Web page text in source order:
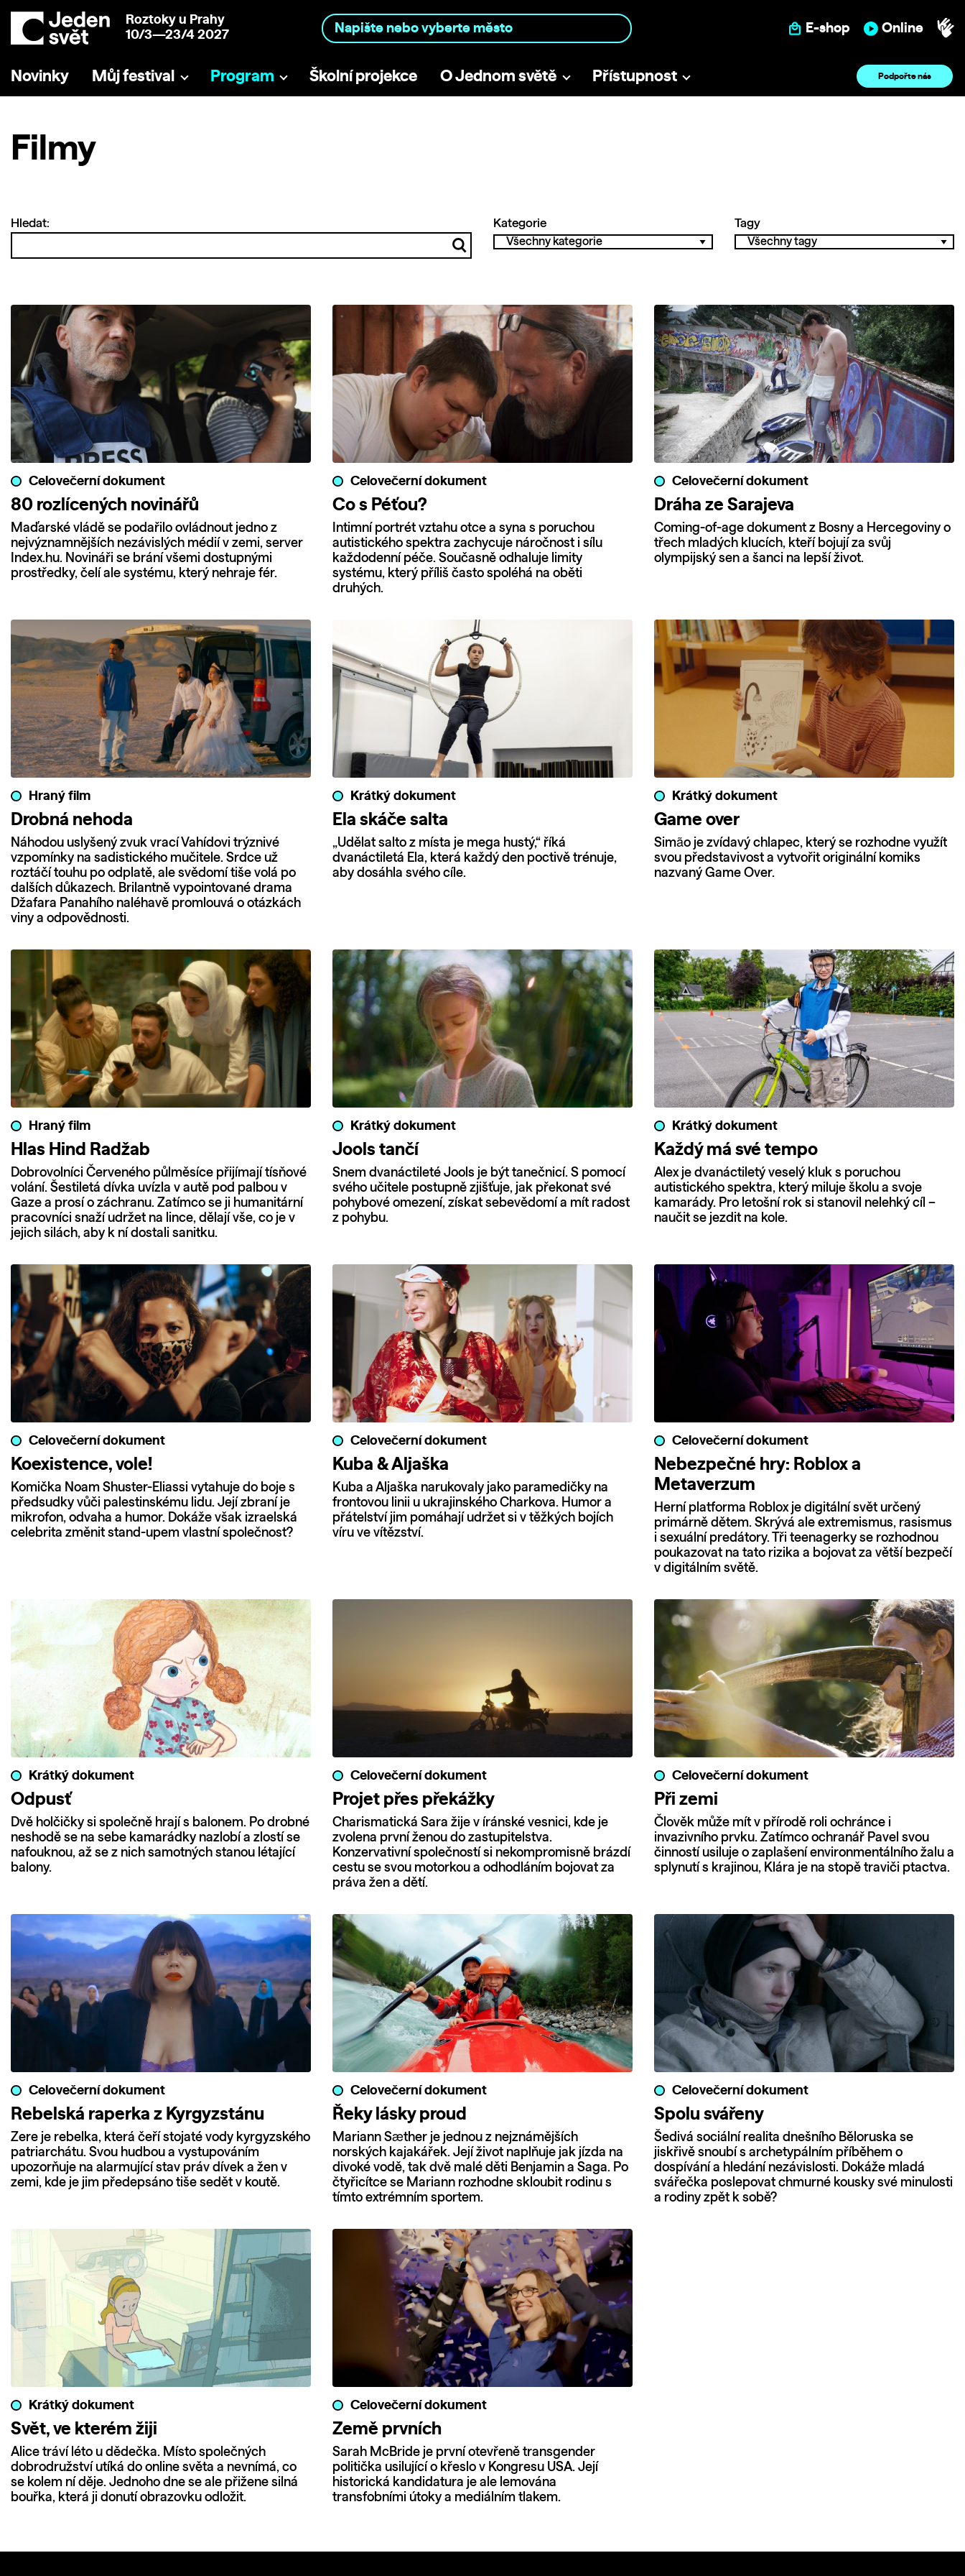
Roztoky u Prahy
10/3—23/4 2027
E-shop Online
Novinky Můj festival Program Školní projekce O Jednom světě Přístupnost Podpořte nás
Filmy
Hledat: Kategorie Tagy
Celovečerní dokument
80 rozlícených novinářů
Maďarské vládě se podařilo ovládnout jedno z
nejvýznamnějších nezávislých médií v zemi, server
Index.hu. Novináři se brání všemi dostupnými
prostředky, čelí ale systému, který nehraje fér.
Celovečerní dokument
Co s Péťou?
Intimní portrét vztahu otce a syna s poruchou
autistického spektra zachycuje náročnost i sílu
každodenní péče. Současně odhaluje limity
systému, který příliš často spoléhá na oběti
druhých.
Celovečerní dokument
Dráha ze Sarajeva
Coming-of-age dokument z Bosny a Hercegoviny o
třech mladých klucích, kteří bojují za svůj
olympijský sen a šanci na lepší život.
Hraný film
Drobná nehoda
Náhodou uslyšený zvuk vrací Vahídovi trýznivé
vzpomínky na sadistického mučitele. Srdce už
roztáčí touhu po odplatě, ale svědomí tiše volá po
dalších důkazech. Brilantně vypointované drama
Džafara Panahího naléhavě promlouvá o otázkách
viny a odpovědnosti.
Krátký dokument
Ela skáče salta
„Udělat salto z místa je mega hustý,“ říká
dvanáctiletá Ela, která každý den poctivě trénuje,
aby dosáhla svého cíle.
Krátký dokument
Game over
Simão je zvídavý chlapec, který se rozhodne využít
svou představivost a vytvořit originální komiks
nazvaný Game Over.
Hraný film
Hlas Hind Radžab
Dobrovolníci Červeného půlměsíce přijímají tísňové
volání. Šestiletá dívka uvízla v autě pod palbou v
Gaze a prosí o záchranu. Zatímco se ji humanitární
pracovníci snaží udržet na lince, dělají vše, co je v
jejich silách, aby k ní dostali sanitku.
Krátký dokument
Jools tančí
Snem dvanáctileté Jools je být tanečnicí. S pomocí
svého učitele postupně zjišťuje, jak překonat své
pohybové omezení, získat sebevědomí a mít radost
z pohybu.
Krátký dokument
Každý má své tempo
Alex je dvanáctiletý veselý kluk s poruchou
autistického spektra, který miluje školu a svoje
kamarády. Pro letošní rok si stanovil nelehký cíl –
naučit se jezdit na kole.
Celovečerní dokument
Koexistence, vole!
Komička Noam Shuster-Eliassi vytahuje do boje s
předsudky vůči palestinskému lidu. Její zbraní je
mikrofon, odvaha a humor. Dokáže však izraelská
celebrita změnit stand-upem vlastní společnost?
Celovečerní dokument
Kuba & Aljaška
Kuba a Aljaška narukovaly jako paramedičky na
frontovou linii u ukrajinského Charkova. Humor a
přátelství jim pomáhají udržet si v těžkých bojích
víru ve vítězství.
Celovečerní dokument
Nebezpečné hry: Roblox a
Metaverzum
Herní platforma Roblox je digitální svět určený
primárně dětem. Skrývá ale extremismus, rasismus
i sexuální predátory. Tři teenagerky se rozhodnou
poukazovat na tato rizika a bojovat za větší bezpečí
v digitálním světě.
Krátký dokument
Odpusť
Dvě holčičky si společně hrají s balonem. Po drobné
neshodě se na sebe kamarádky nazlobí a zlostí se
nafouknou, až se z nich samotných stanou létající
balony.
Celovečerní dokument
Projet přes překážky
Charismatická Sara žije v íránské vesnici, kde je
zvolena první ženou do zastupitelstva.
Konzervativní společností si nekompromisně brázdí
cestu se svou motorkou a odhodláním bojovat za
práva žen a dětí.
Celovečerní dokument
Při zemi
Člověk může mít v přírodě roli ochránce i
invazivního prvku. Zatímco ochranář Pavel svou
činností usiluje o zaplašení environmentálního žalu a
splynutí s krajinou, Klára je na stopě traviči ptactva.
Celovečerní dokument
Rebelská raperka z Kyrgyzstánu
Zere je rebelka, která čeří stojaté vody kyrgyzského
patriarchátu. Svou hudbou a vystupováním
upozorňuje na alarmující stav práv dívek a žen v
zemi, kde je jim předepsáno tiše sedět v koutě.
Celovečerní dokument
Řeky lásky proud
Mariann Sæther je jednou z nejznámějších
norských kajakářek. Její život naplňuje jak jízda na
divoké vodě, tak dvě malé děti Benjamin a Saga. Po
čtyřicítce se Mariann rozhodne skloubit rodinu s
tímto extrémním sportem.
Celovečerní dokument
Spolu svářeny
Šedivá sociální realita dnešního Běloruska se
jiskřivě snoubí s archetypálním příběhem o
dospívání a hledání nezávislosti. Dokáže mladá
svářečka poslepovat chmurné kousky své minulosti
a rodiny zpět k sobě?
Krátký dokument
Svět, ve kterém žiji
Alice tráví léto u dědečka. Místo společných
dobrodružství utíká do online světa a nevnímá, co
se kolem ní děje. Jednoho dne se ale přižene silná
bouřka, která ji donutí obrazovku odložit.
Celovečerní dokument
Země prvních
Sarah McBride je první otevřeně transgender
politička usilující o křeslo v Kongresu USA. Její
historická kandidatura je ale lemována
transfobními útoky a mediálním tlakem.